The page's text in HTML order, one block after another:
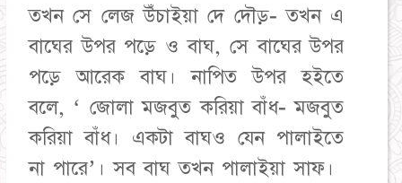
তখন সে লেজ উঁচাইয়া দে দৌড়- তখন এ
বাঘের উপর পড়ে ও বাঘ, সে বাঘের উপর
পড়ে আরেক বাঘ। নাপিত উপর হইতে
বলে, ‘ জোলা মজবুত করিয়া বাঁধ- মজবুত
করিয়া বাঁধ। একটা বাঘও যেন পালাইতে
না পারে’। সব বাঘ তখন পালাইয়া সাফ।